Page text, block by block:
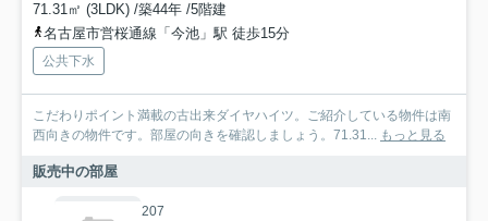
71.31㎡ (3LDK) /築44年 /5階建
名古屋市営桜通線「今池」駅 徒歩15分
公共下水
こだわりポイント満載の古出来ダイヤハイツ。ご紹介している物件は南
西向きの物件です。部屋の向きを確認しましょう。71.31... もっと見る
販売中の部屋
207